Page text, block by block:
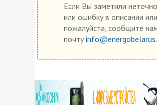
Если Вы заметили
или ошибку в описании
пожалуйста, сообщите
почту